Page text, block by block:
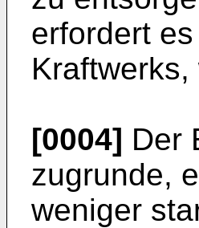
erfordert
[0004] Der
zugrunde,
weniger